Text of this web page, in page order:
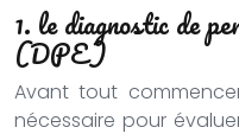
1. le diagnostic de
(DPE)
Avant tout
nécessaire pour